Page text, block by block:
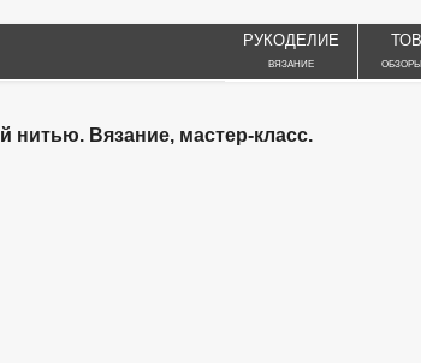
РУКОДЕЛИЕ
ВЯЗАНИЕ
нитью. Вязание, мастер-класс.